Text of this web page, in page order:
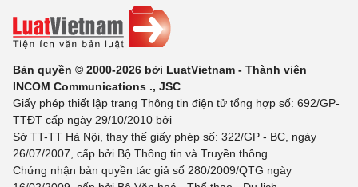
Bản quyền © 2000-2026 bởi LuatVietnam - Thành viên
INCOM Communications ., JSC
Giấy phép thiết lập trang Thông tin điện tử tổng hợp số: 692/GP-
TTĐT cấp ngày 29/10/2010 bởi
Sở TT-TT Hà Nội, thay thế giấy phép số: 322/GP - BC, ngày
26/07/2007, cấp bởi Bộ Thông tin và Truyền thông
Chứng nhận bản quyền tác giả số 280/2009/QTG ngày